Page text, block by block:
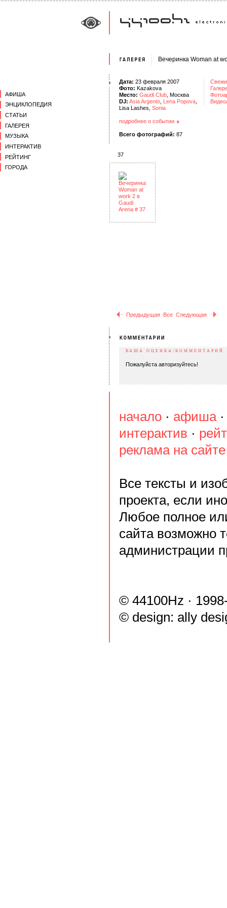
АФИША
ЭНЦИКЛОПЕДИЯ
СТАТЬИ
ГАЛЕРЕЯ
МУЗЫКА
ИНТЕРАКТИВ
РЕЙТИНГ
ГОРОДА
Вечеринка Woman at
Дата: 23 февраля 2007
Фото: Kazakova
Место: Gaudi Club , Москва
DJ: Asia Argento Lena Popova
Lisa Lashes, Sonia
подробнее о событии
Всего фотографий: 87
37
Предыдущая Все Следующая
ВАША ОЦЕНКА/КОММЕНТАРИЙ
Пожалуйста авторизуйтесь!
начало · афиша
интерактив ·
реклама на сайте
Все тексты и
проекта, если
Любое полное
сайта возможно
администрации
© 44100Hz ·
© design: ally